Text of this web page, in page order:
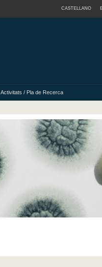
CASTELLANO
Activitats / Pla de Recerca